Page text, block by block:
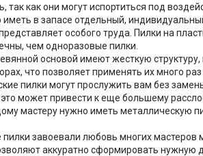
так как они могут испортиться под
иметь в запасе отдельный,
особого труда. Пилки на
чем одноразовые пилки.
основой имеют жесткую
что позволяет применять их много
пилки могут прослужить вам без
это может привести к еще большему
мастеру нужно иметь металлическую
пилки завоевали любовь многих
аккуратно сформировать нужную